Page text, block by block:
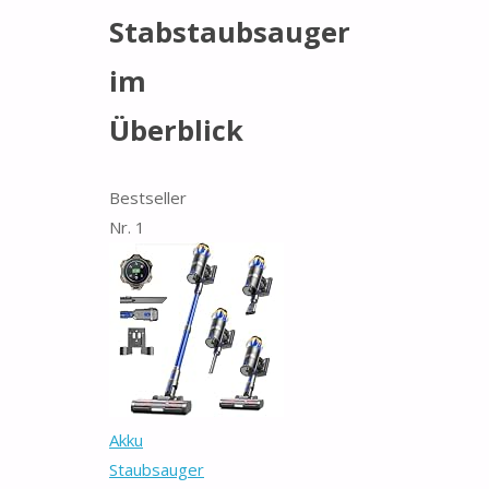
Stabstaubsauger
im
Überblick
Bestseller
Nr. 1
Akku
Staubsauger